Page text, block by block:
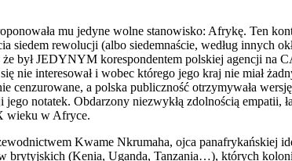
mu jedyne wolne stanowisko: Afrykę. Ten
siedem rewolucji (albo siedemnaście, według innych
był JEDYNYM korespondentem polskiej agencji na
nie interesował i wobec którego jego kraj nie miał
cenzurowane, a polska publiczność otrzymywała
notatek. Obdarzony niezwykłą zdolnością empatii,
wieku w Afryce.
Kwame Nkrumaha, ojca panafrykańskiej
brytyjskich (Kenia, Uganda, Tanzania…), których